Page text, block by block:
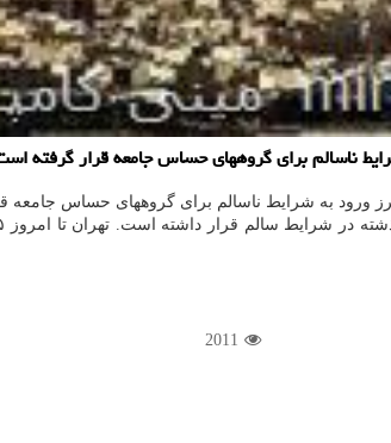
ناسالم برای گروههای حساس جامعه قرار گرفته
ورود به شرایط ناسالم برای گروههای حساس
2011